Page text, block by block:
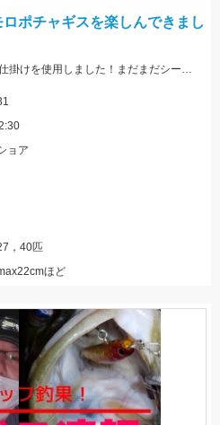
ポチャギスを楽しんできまし
仕掛けはTsulino師崎沖限定 船キス仕掛けを使用しました！まだまだシーズンはこれからですよ～♪
ョア
，40匹
ほど